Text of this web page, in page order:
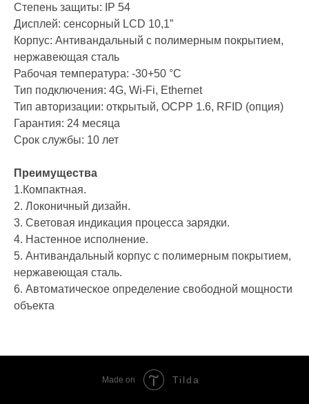
Степень защиты: IP 54
Дисплей: сенсорный LCD 10,1”
Корпус: Антивандальный с полимерным покрытием,
нержавеющая сталь
Рабочая температура: -30+50 °C
Тип подключения: 4G, Wi-Fi, Ethernet
Тип авторизации: открытый, ОСРР 1.6, RFID (опция)
Гарантия: 24 месяца
Срок службы: 10 лет
Преимущества
1.Компактная.
2. Локоничный дизайн.
3. Световая индикация процесса зарядки.
4. Настенное исполнение.
5. Антивандальный корпус с полимерным покрытием,
нержавеющая сталь.
6. Автоматическое определение свободной мощности
объекта
Made on Tilda